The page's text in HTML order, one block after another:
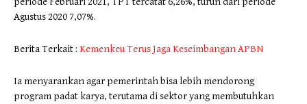
Agustus 2020 7,07%.
Berita Terkait : Kemenkeu Terus Jaga Keseimbangan APBN
Ia menyarankan agar pemerintah bisa lebih mendorong
program padat karya, terutama di sektor yang membutuhkan